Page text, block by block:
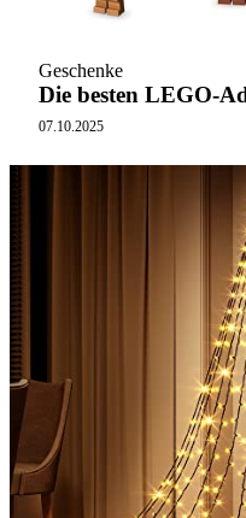
Geschenke
Die besten LEGO-
07.10.2025